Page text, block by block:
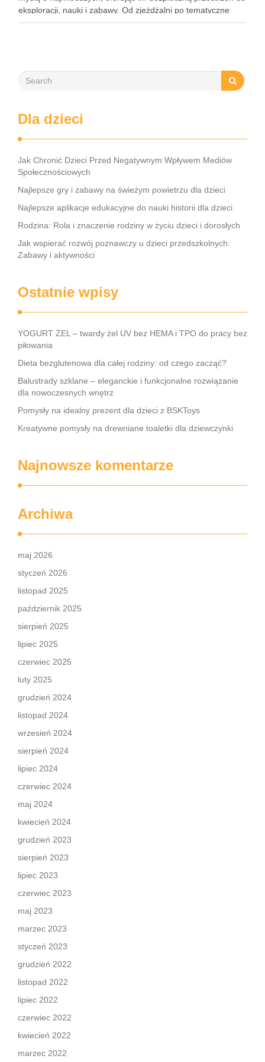
eksploracji, nauki i zabawy. Od zjeżdżalni po tematyczne
strefy, Loopy’s World zaspokaja różnorodne potrzeby dzieci,
Dla dzieci
Jak Chronić Dzieci Przed Negatywnym Wpływem Mediów
Społecznościowych
Najlepsze gry i zabawy na świeżym powietrzu dla dzieci
Najlepsze aplikacje edukacyjne do nauki historii dla dzieci
Rodzina: Rola i znaczenie rodziny w życiu dzieci i dorosłych
Jak wspierać rozwój poznawczy u dzieci przedszkolnych:
Zabawy i aktywności
Ostatnie wpisy
YOGURT ŻEL – twardy żel UV bez HEMA i TPO do pracy bez
piłowania
Dieta bezglutenowa dla całej rodziny: od czego zacząć?
Balustrady szklane – eleganckie i funkcjonalne rozwiązanie
dla nowoczesnych wnętrz
Pomysły na idealny prezent dla dzieci z BSKToys
Kreatywne pomysły na drewniane toaletki dla dziewczynki
Najnowsze komentarze
Archiwa
maj 2026
styczeń 2026
listopad 2025
październik 2025
sierpień 2025
lipiec 2025
czerwiec 2025
luty 2025
grudzień 2024
listopad 2024
wrzesień 2024
sierpień 2024
lipiec 2024
czerwiec 2024
maj 2024
kwiecień 2024
grudzień 2023
sierpień 2023
lipiec 2023
czerwiec 2023
maj 2023
marzec 2023
styczeń 2023
grudzień 2022
listopad 2022
lipiec 2022
czerwiec 2022
kwiecień 2022
marzec 2022